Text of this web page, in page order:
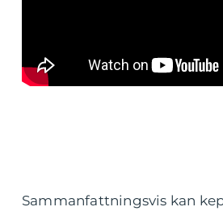
Sammanfattningsvis kan